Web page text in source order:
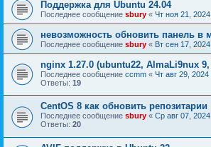
Поддержка для Ubuntu 24.04
Последнее сообщение sbury « Чт ноя 21,
невозможность обновить панель в
Последнее сообщение sbury « Вт сен 17,
nginx 1.27.0 (ubuntu22, AlmaLi9nux 9,
Последнее сообщение ccmm « Чт авг 29, 2024
Ответы: 19
CentOS 8 как обновить репозитарии
Последнее сообщение sbury « Ср авг 07,
Ответы: 20